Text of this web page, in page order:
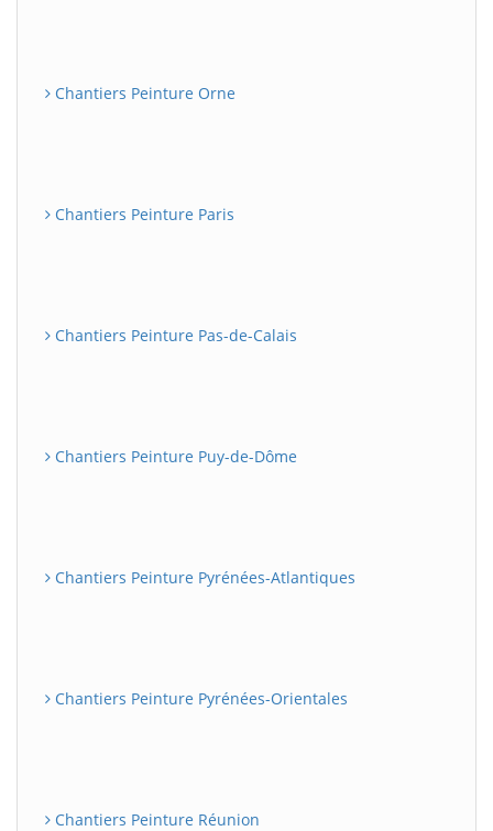
Chantiers Peinture Orne
Chantiers Peinture Paris
Chantiers Peinture Pas-de-Calais
Chantiers Peinture Puy-de-Dôme
Chantiers Peinture Pyrénées-Atlantiques
Chantiers Peinture Pyrénées-Orientales
Chantiers Peinture Réunion